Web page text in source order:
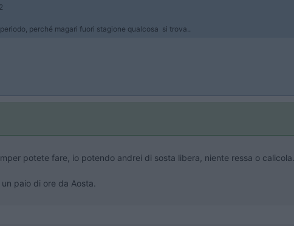
perché magari fuori stagione qualcosa si trova..
potete fare, io potendo andrei di sosta libera, niente ressa o calicola.
paio di ore da Aosta.